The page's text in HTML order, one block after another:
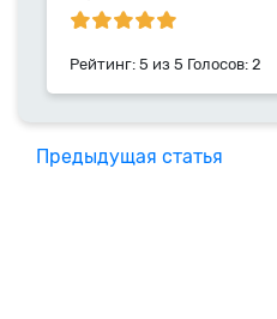
Рейтинг: 5 из 5 Голосов: 2
Предыдущая статья